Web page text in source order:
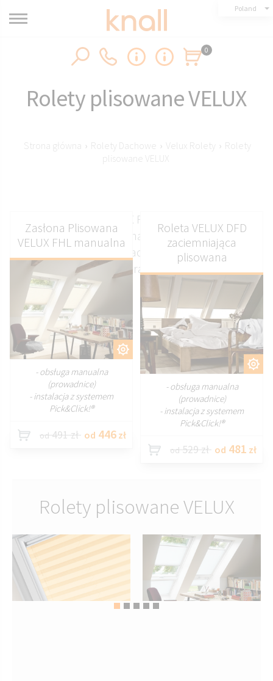
Poland
0
Rolety plisowane VELUX
Strona główna › Rolety Dachowe › Velux Rolety › Rolety
plisowane VELUX
Rolety plisowane VELUX FHL DFD obsługa ręczna
z tkaniną tradycyjną i zaciemniającą w
popularnych rozmiarach mk06 78x118 mk08
78x140 oraz innych
DOSTOSUJ
Zasłona Plisowana
VELUX FHL manualna
- obsługa manualna
(prowadnice)
- instalacja z systemem
Pick&Click!®
od491 zł od 446 zł
DOSTOSUJ
Roleta VELUX DFD
zaciemniająca
plisowana
- obsługa manualna
(prowadnice)
- instalacja z systemem
Pick&Click!®
od529 zł od 481 zł
Rolety plisowane VELUX